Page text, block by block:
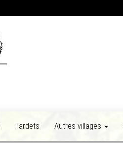
Tardets Autres villages